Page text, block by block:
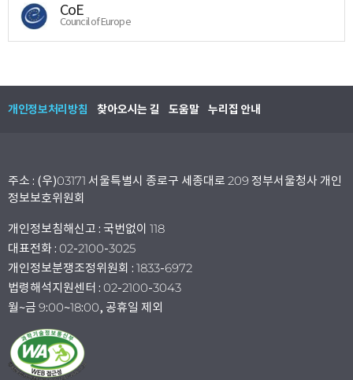
CoE
Council of Europe
개인정보처리방침 찾아오시는 길 도움말 누리집 안내
주소 : (우)03171 서울특별시 종로구 세종대로 209 정부서울청사 개인
정보보호위원회
개인정보침해신고 : 국번없이 118
대표전화 : 02-2100-3025
개인정보분쟁조정위원회 : 1833-6972
법령해석지원센터 : 02-2100-3043
월~금 9:00~18:00, 공휴일 제외